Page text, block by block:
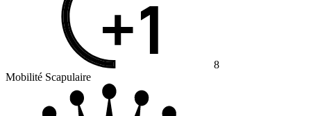
8
Mobilité Scapulaire